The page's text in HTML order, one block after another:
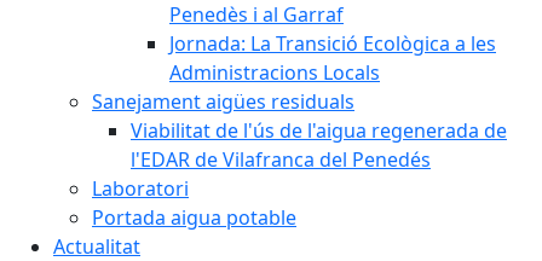
Penedès i al Garraf
Jornada: La Transició Ecològica a les
Administracions Locals
Sanejament aigües residuals
Viabilitat de l'ús de l'aigua regenerada de
l'EDAR de Vilafranca del Penedés
Laboratori
Portada aigua potable
Actualitat